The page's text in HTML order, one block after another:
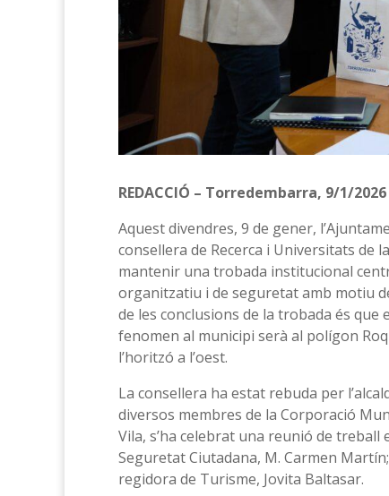
REDACCIÓ – Torredembarra, 9/1/2026
Aquest divendres, 9 de gener,
consellera de Recerca i Universitats
mantenir una trobada institucional
organitzatiu i de seguretat amb motiu
de les conclusions de la trobada és
fenomen al municipi serà al polígon
l’horitzó a l’oest.
La consellera ha estat rebuda per
diversos membres de la Corporació
Vila, s’ha celebrat una reunió de
Seguretat Ciutadana, M. Carmen
regidora de Turisme, Jovita Baltasar.